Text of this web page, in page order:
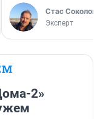
Стас Соколов
Эксперт
2»